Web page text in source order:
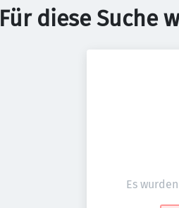
Für diese Suche
Es